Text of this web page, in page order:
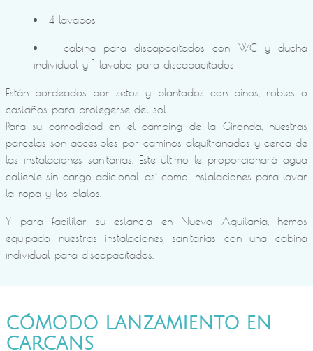
4 lavabos
1 cabina para discapacitados con WC y ducha
individual y 1 lavabo para discapacitados
Están bordeados por setos y plantados con pinos, robles o
castaños para protegerse del sol.
Para su comodidad en el camping de la Gironda, nuestras
parcelas son accesibles por caminos alquitranados y cerca de
las instalaciones sanitarias. Este último le proporcionará agua
caliente sin cargo adicional, así como instalaciones para lavar
la ropa y los platos.
Y para facilitar su estancia en Nueva Aquitania, hemos
equipado nuestras instalaciones sanitarias con una cabina
individual para discapacitados.
CÓMODO LANZAMIENTO EN
CARCANS